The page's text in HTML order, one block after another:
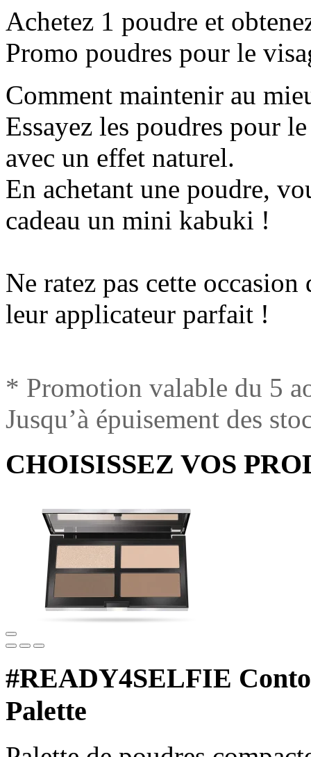
Achetez 1 poudre et
Promo poudres pour le
Comment maintenir au
Essayez les poudres pour
avec un effet naturel.
En achetant une poudre,
cadeau un mini kabuki !
Ne ratez pas cette occasion
leur applicateur parfait !
* Promotion valable du 5
Jusqu’à épuisement des
CHOISISSEZ VOS
#READY4SELFIE
Palette